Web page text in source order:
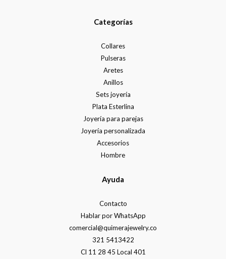
Categorías
Collares
Pulseras
Aretes
Anillos
Sets joyería
Plata Esterlina
Joyería para parejas
Joyería personalizada
Accesorios
Hombre
Ayuda
Contacto
Hablar por WhatsApp
comercial@quimerajewelry.co
321 5413422
Cl 11 28 45 Local 401